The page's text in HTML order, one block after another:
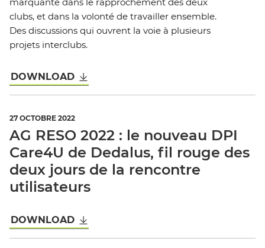
clubs, et dans la volonté de travailler ensemble.
Des discussions qui ouvrent la voie à plusieurs
projets interclubs.
DOWNLOAD
27 OCTOBRE 2022
AG RESO 2022 : le nouveau DPI
Care4U de Dedalus, fil rouge des
deux jours de la rencontre
utilisateurs
DOWNLOAD